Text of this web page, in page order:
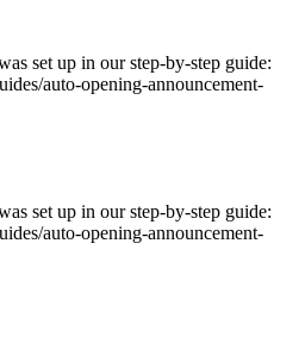
set up in our step-by-step guide:
auto-opening-announcement-
set up in our step-by-step guide:
auto-opening-announcement-